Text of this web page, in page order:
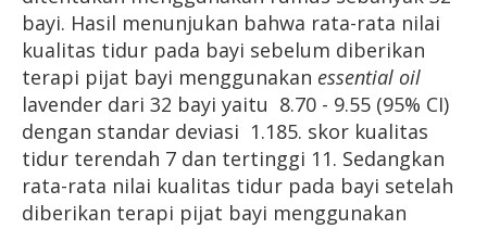
bayi. Hasil menunjukan bahwa rata-rata nilai
kualitas tidur pada bayi sebelum diberikan
terapi pijat bayi menggunakan essential oil
lavender dari 32 bayi yaitu 8.70 - 9.55 (95% CI)
dengan standar deviasi 1.185. skor kualitas
tidur terendah 7 dan tertinggi 11. Sedangkan
rata-rata nilai kualitas tidur pada bayi setelah
diberikan terapi pijat bayi menggunakan